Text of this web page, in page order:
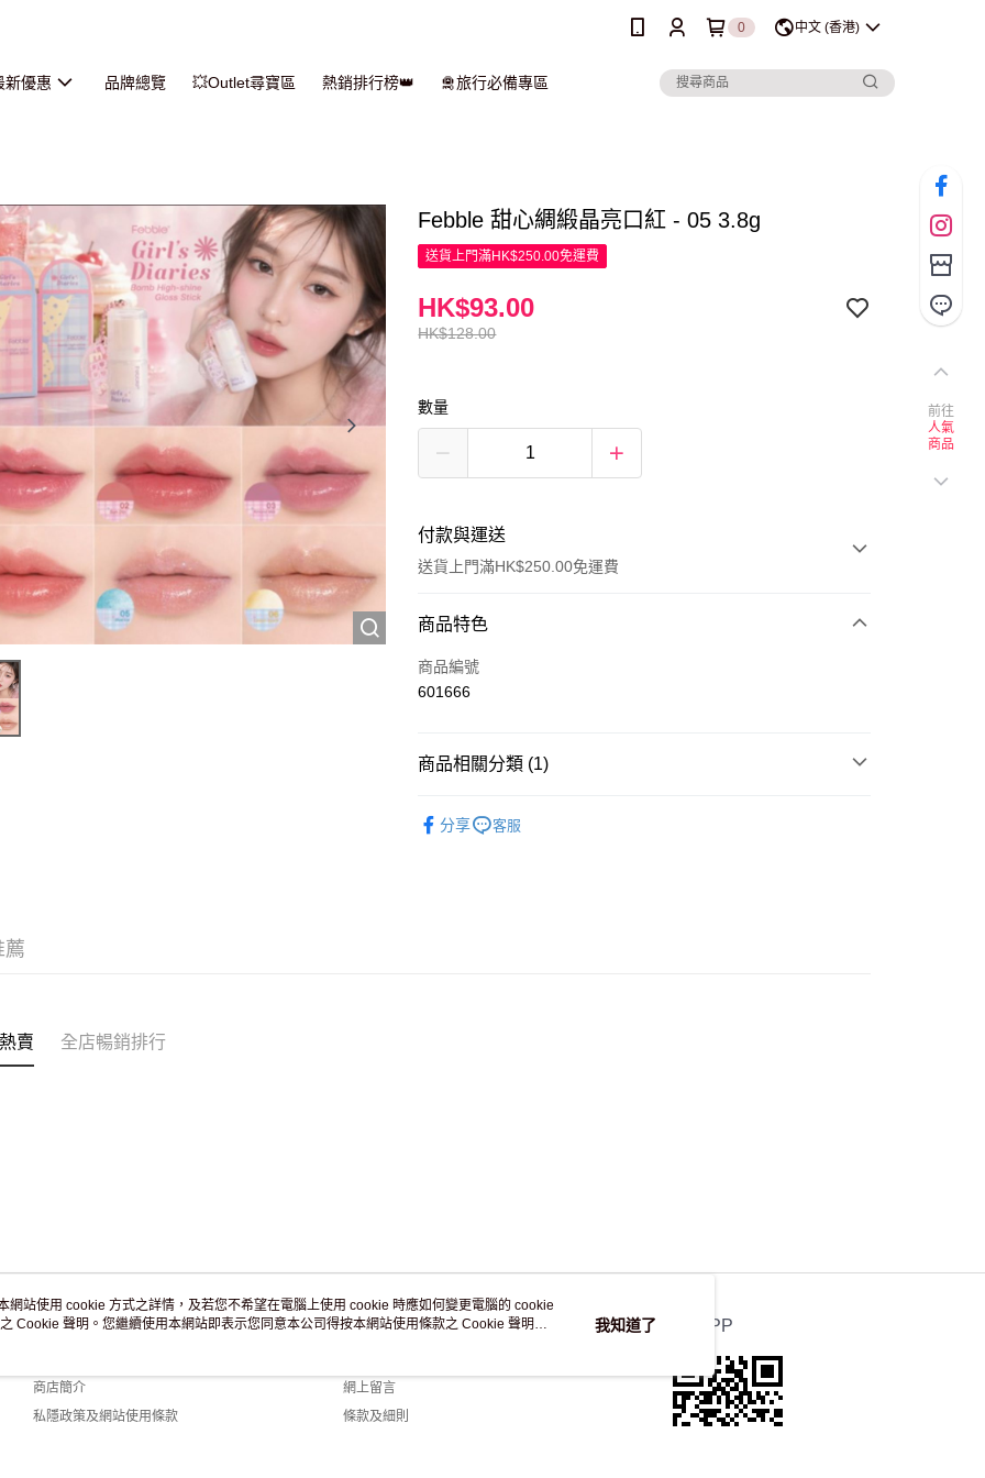
0 中文 (香港)
新優惠 品牌總覽 💥Outlet尋寶區 熱銷排行榜👑 🛅旅行必備專區
Febble 甜心綢緞晶亮口紅 - 05 3.8g
送貨上門滿HK$250.00免運費
HK$128.00
HK$93.00
數量
付款與運送
送貨上門滿HK$250.00免運費
付款方式
信用卡
商品特色
商品編號
601666
商品相關分類 (1)
分享
客服
薦
賣 全店暢銷排行
關於我們
商店簡介
私隱政策及網站使用條款
客戶服務
網上留言
條款及細則
官方APP
前往
人氣
商品
網站使用 cookie 方式之詳情，及若您不希望在電腦上使用 cookie 時應如何變更電腦的 cookie
Cookie 聲明。您繼續使用本網站即表示您同意本公司得按本網站使用條款之 Cookie 聲明使
我知道了